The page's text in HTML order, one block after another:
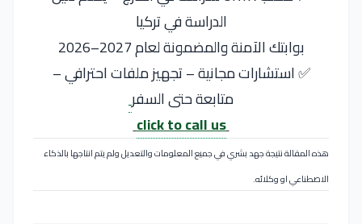
الدراسة في تركيا
بوابتك الآمنة والمضمونة لعام 2027–2026
✅ استشارات مجانية – تجهيز ملفات احترافي –
متابعة حتى السفر
click to call us
هذه المقالة نتيجة جهد بشري في جميع المعلومات والتعديل ولم يتم انتاجها بالذكاء
الاصطناعي او وكلائه.